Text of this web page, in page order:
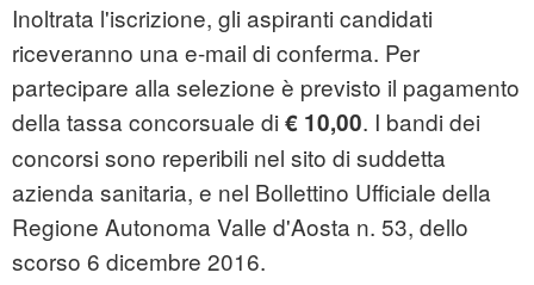
Inoltrata l'iscrizione, gli aspiranti candidati
riceveranno una e-mail di conferma. Per
partecipare alla selezione è previsto il pagamento
della tassa concorsuale di € 10,00. I bandi dei
concorsi sono reperibili nel sito di suddetta
azienda sanitaria, e nel Bollettino Ufficiale della
Regione Autonoma Valle d'Aosta n. 53, dello
scorso 6 dicembre 2016.